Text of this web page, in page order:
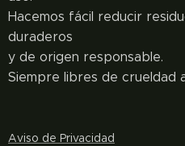
Hacemos fácil reducir
duraderos
y de origen responsable.
Siempre libres de crueldad
Aviso de Privacidad